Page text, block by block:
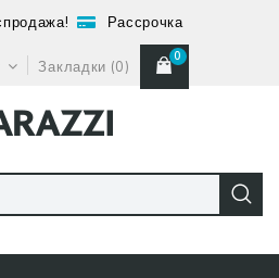
Рассрочка
Закладки (0)
0